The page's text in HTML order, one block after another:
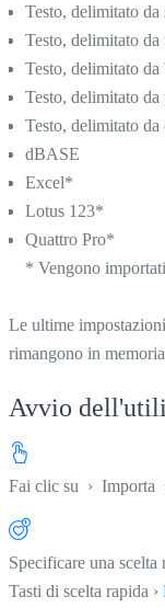
Testo, delimitato da
Testo, delimitato da
Testo, delimitato
Testo, delimitato
Testo, delimitato da
dBASE
Excel*
Lotus 123*
Quattro Pro*
* Vengono
Le ultime
rimangono in
Avvio
Fai clic su › Importa
Specificare una
Tasti di scelta rapida ›